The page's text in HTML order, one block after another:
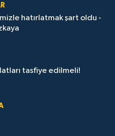
hatırlatmak şart oldu -
tasfiye edilmeli!